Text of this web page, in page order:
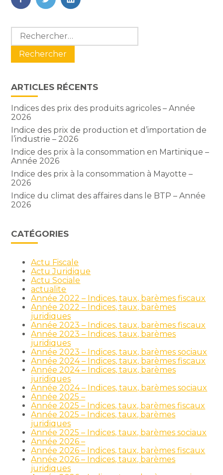
FaceBook
TwitterLinkedIn
Blog
sidebar
Rechercher :
ARTICLES RÉCENTS
Indices des prix des produits agricoles – Année
2026
Indice des prix de production et d’importation de
l’industrie – 2026
Indice des prix à la consommation en Martinique –
Année 2026
Indice des prix à la consommation à Mayotte –
2026
Indice du climat des affaires dans le BTP – Année
2026
CATÉGORIES
Actu Fiscale
Actu Juridique
Actu Sociale
actualite
Année 2022 – Indices, taux, barèmes fiscaux
Année 2022 – Indices, taux, barèmes
juridiques
Année 2023 – Indices, taux, barèmes fiscaux
Année 2023 – Indices, taux, barèmes
juridiques
Année 2023 – Indices, taux, barèmes sociaux
Année 2024 – Indices, taux, barèmes fiscaux
Année 2024 – Indices, taux, barèmes
juridiques
Année 2024 – Indices, taux, barèmes sociaux
Année 2025 –
Année 2025 – Indices, taux, barèmes fiscaux
Année 2025 – Indices, taux, barèmes
juridiques
Année 2025 – Indices, taux, barèmes sociaux
Année 2026 –
Année 2026 – Indices, taux, barèmes fiscaux
Année 2026 – Indices, taux, barèmes
juridiques